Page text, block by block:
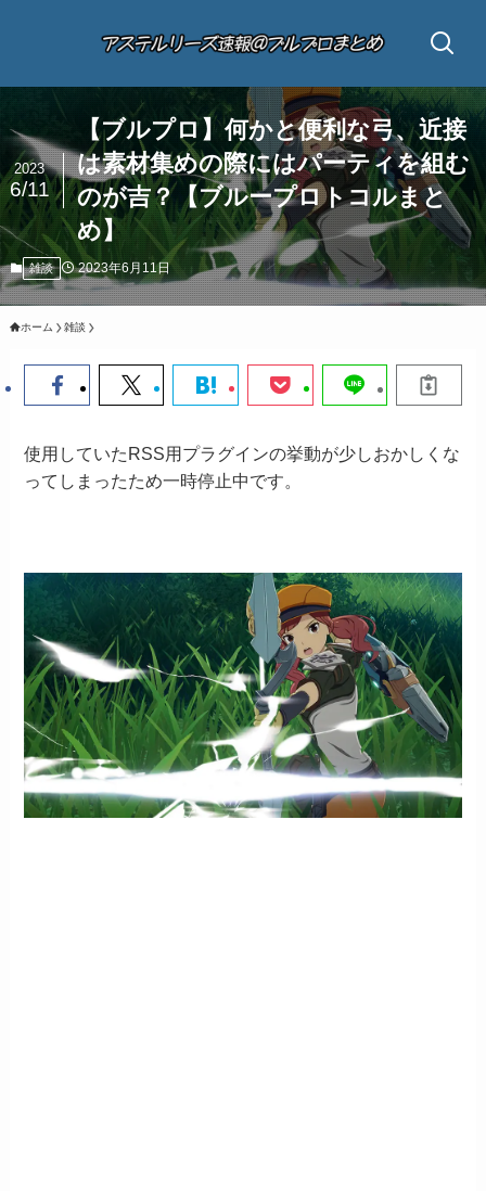
【ブルプロ】何かと便利な弓、近接
は素材集めの際にはパーティを組む
のが吉？【ブループロトコルまと
め】
2023
6/11
雑談 2023年6月11日
ホーム 雑談
使用していたRSS用プラグインの挙動が少しおかしくな
ってしまったため一時停止中です。